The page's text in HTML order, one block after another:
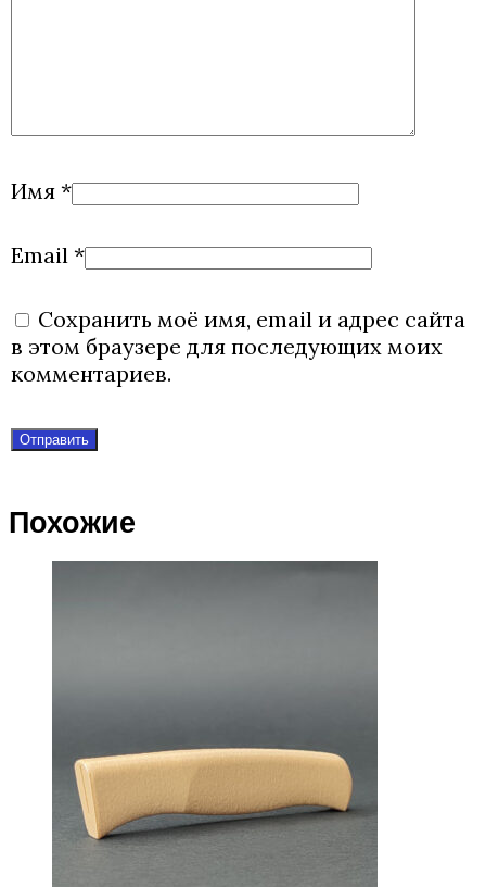
Имя *
Email *
Сохранить моё имя, email и адрес сайта
в этом браузере для последующих моих
комментариев.
Похожие